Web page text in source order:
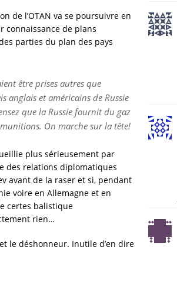
de l’OTAN va se poursuivre en
connaissance de plans
parties du plan des pays
être prises autres que
anglais et américains de Russie
que la Russie fournit du gaz
On marche sur la tête!
plus sérieusement par
des relations diplomatiques
avant de la raser et si, pendant
voire en Allemagne et en
certes balistique
rien…
le déshonneur. Inutile d’en dire